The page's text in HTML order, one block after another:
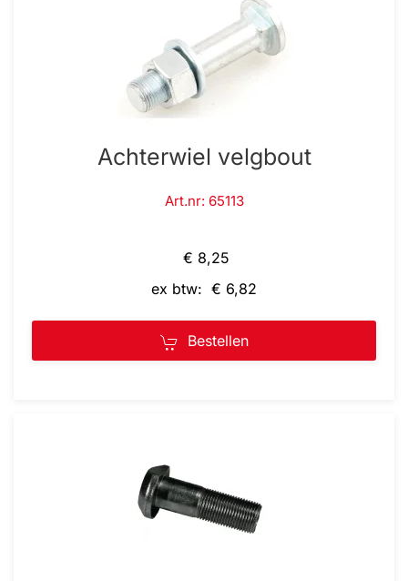
Achterwiel velgbout
Art.nr: 65113
€ 8,25
ex btw: € 6,82
Bestellen